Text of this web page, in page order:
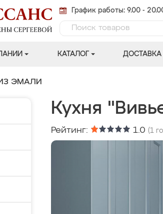
График работы: 9.00 -
КАТАЛОГ ДОСТАВКА
ЭМАЛИ
Кухня
Рейтинг: 1.0 (1